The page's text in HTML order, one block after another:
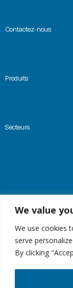
We value
We use cookies
serve
By clicking
Contactez-nous
Produits
Secteurs
© Copyright 2023 -